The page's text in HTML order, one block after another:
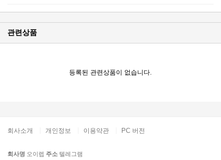
관련상품
등록된 관련상품이 없습니다.
회사소개 개인정보 이용약관 PC 버전
회사명 오이렙 주소 텔레그램